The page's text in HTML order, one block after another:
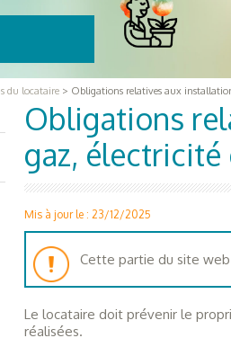
du locataire > Obligations relatives aux
Obligations
gaz,
Mis à jour le : 23/12/2025
Cette partie du site
Le locataire doit prévenir le
réalisées.